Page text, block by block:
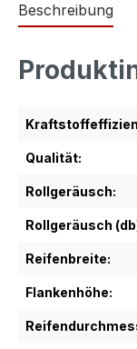
Beschreibung
Qualität:
Rollgeräusch:
Rollgeräusch
Reifenbreite:
Flankenhöhe: